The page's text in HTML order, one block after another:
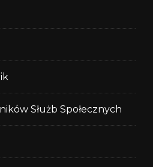
Służb Społecznych